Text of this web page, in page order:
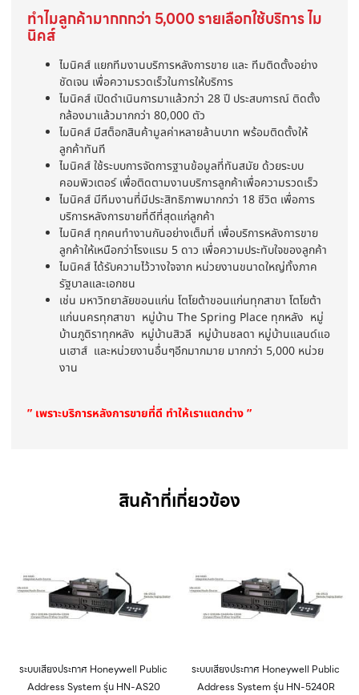
ทำไมลูกค้ามากกกว่า 5,000 รายเลือกใช้บริการ ไม
นิคส์
ไมนิคส์ แยกทีมงานบริการหลังการขาย และ ทีมติดตั้งอย่าง
ชัดเจน เพื่อความรวดเร็วในการให้บริการ
ไมนิคส์ เปิดดำเนินการมาแล้วกว่า 28 ปี ประสบการณ์ ติดตั้ง
กล้องมาแล้วมากกว่า 80,000 ตัว
ไมนิคส์ มีสต็อกสินค้ามูลค่าหลายล้านบาท พร้อมติดตั้งให้
ลูกค้าทันที
ไมนิคส์ ใช้ระบบการจัดการฐานข้อมูลที่ทันสมัย ด้วยระบบ
คอมพิวเตอร์ เพื่อติดตามงานบริการลูกค้าเพื่อความรวดเร็ว
ไมนิคส์ มีทีมงานที่มีประสิทธิภาพมากกว่า 18 ชีวิต เพื่อการ
บริการหลังการขายที่ดีที่สุดแก่ลูกค้า
ไมนิคส์ ทุกคนทำงานกันอย่างเต็มที่ เพื่อบริการหลังการขาย
ลูกค้าให้เหนือกว่าโรงแรม 5 ดาว เพื่อความประทับใจของลูกค้า
ไมนิคส์ ได้รับความไว้วางใจจาก หน่วยงานขนาดใหญ่ทั้งภาค
รัฐบาลและเอกชน
เช่น มหาวิทยาลัยขอนแก่น โตโยต้าขอนแก่นทุกสาขา โตโยต้า
แก่นนครทุกสาขา หมู่บ้าน The Spring Place ทุกหลัง หมู่
บ้านภูดิราทุกหลัง หมู่บ้านสิวลี หมู่บ้านชลดา หมู่บ้านแลนด์แอ
นเฮาส์ และหน่วยงานอื่นๆอีกมากมาย มากกว่า 5,000 หน่วย
งาน
” เพราะบริการหลังการขายที่ดี ทำให้เราแตกต่าง ”
สินค้าที่เกี่ยวข้อง
ระบบเสียงประกาศ Honeywell Public
Address System รุ่น HN-AS20
ระบบเสียงประกาศ Honeywell Public
Address System รุ่น HN-5240R